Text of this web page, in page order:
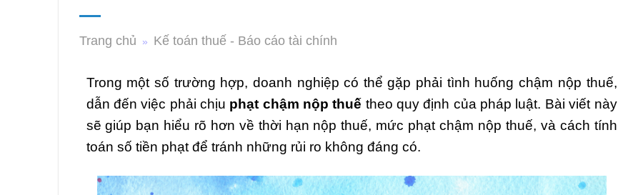
Trang chủ » Kế toán thuế - Báo cáo tài chính
Trong một số trường hợp, doanh nghiệp có thể gặp phải tình huống chậm nộp thuế,
dẫn đến việc phải chịu phạt chậm nộp thuế theo quy định của pháp luật. Bài viết này
sẽ giúp bạn hiểu rõ hơn về thời hạn nộp thuế, mức phạt chậm nộp thuế, và cách tính
toán số tiền phạt để tránh những rủi ro không đáng có.